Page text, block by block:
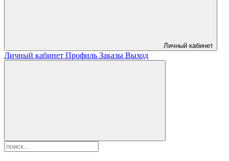
Личный кабинет
Личный кабинет Профиль Заказы Выход